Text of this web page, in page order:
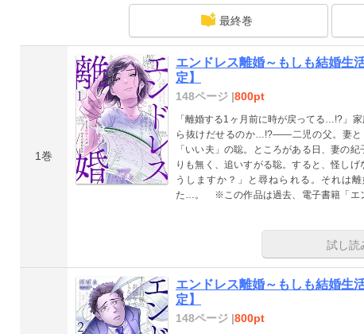
最終巻
1巻
エンドレス離婚～もしも結婚生
定】
148ページ |800pt
「離婚する1ヶ月前に時が戻ってる…!?」
ら抜けだせるのか…!?――二児の父。妻と
「いい夫」の聡。ところがある日、妻の
りも無く、追いすがる聡。すると、怪し
うしますか？」と尋ねられる。それは
た…。 ※この作品は過去、電子書籍「エン
試し読
エンドレス離婚～もしも結婚生
定】
148ページ |800pt